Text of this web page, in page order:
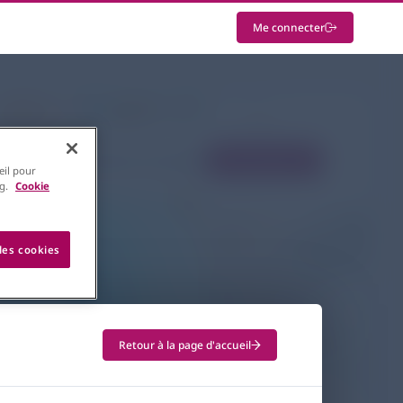
Me connecter
Retour à la page d'accueil
pour
Cookie
cookies